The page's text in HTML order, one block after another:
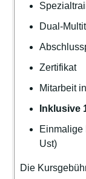
Dual-
Zertifikat
Mitarbeit
Inklusive
Einmalige
Ust)
Die